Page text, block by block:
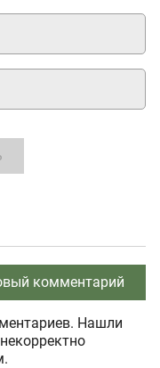
комментарий
Нашли